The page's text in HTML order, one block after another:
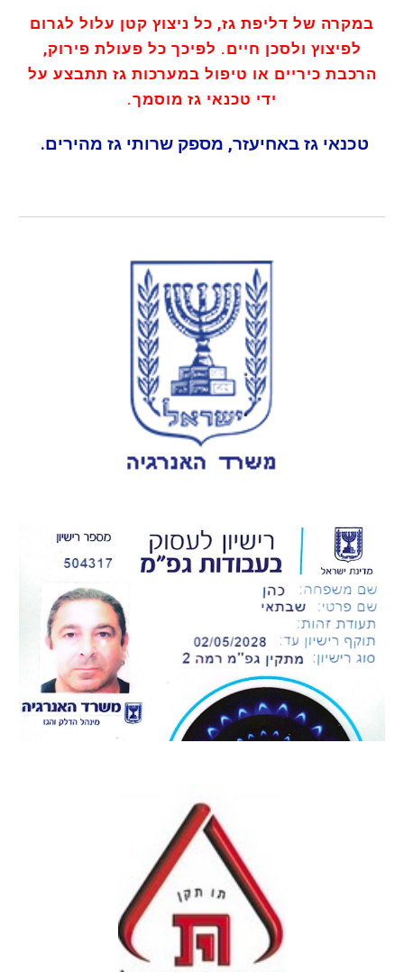
במקרה של דליפת גז, כל ניצוץ קטן עלול לגרום
לפיצוץ ולסכן חיים. לפיכך כל פעולת פירוק,
הרכבת כיריים או טיפול במערכות גז תתבצע על
ידי טכנאי גז מוסמך.
טכנאי גז באחיעזר, מספקשרותי גז מהירים.